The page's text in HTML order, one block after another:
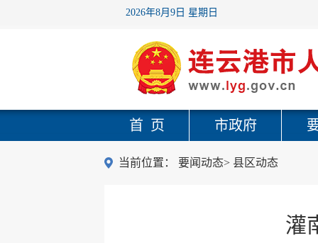
2026年8月9日 星期日
首 页 市政府
当前位置： 要闻动态> 县区动态
灌